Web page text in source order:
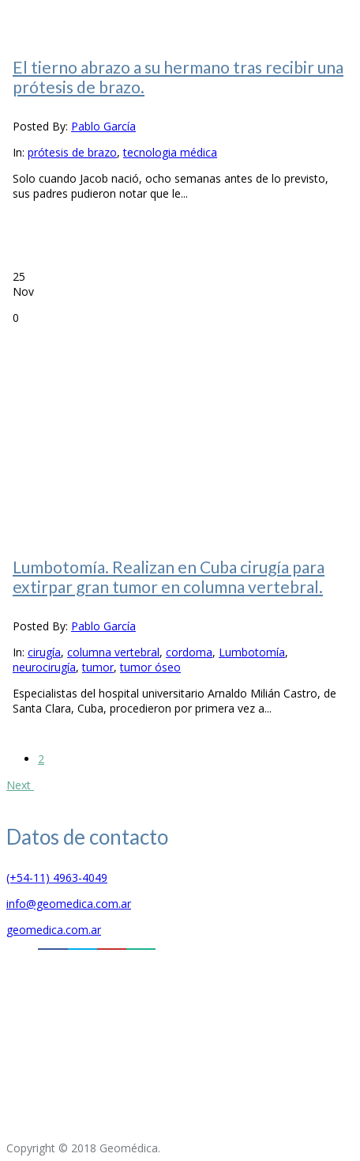
El tierno abrazo a su hermano tras recibir una
prótesis de brazo.
Posted By: Pablo García
In: prótesis de brazo,tecnologia médica
Solo cuando Jacob nació, ocho semanas antes de lo previsto,
sus padres pudieron notar que le...
25
Nov
0
Lumbotomía. Realizan en Cuba cirugía para
extirpar gran tumor en columna vertebral.
Posted By: Pablo García
In: cirugía, columna vertebral, cordoma, Lumbotomía,
neurocirugía,tumor,tumor óseo
Especialistas del hospital universitario Arnaldo Milián Castro, de
Santa Clara, Cuba, procedieron por primera vez a...
2
Next
Datos de contacto
(+54-11) 4963-4049
info@geomedica.com.ar
geomedica.com.ar
Copyright © 2018 Geomédica.